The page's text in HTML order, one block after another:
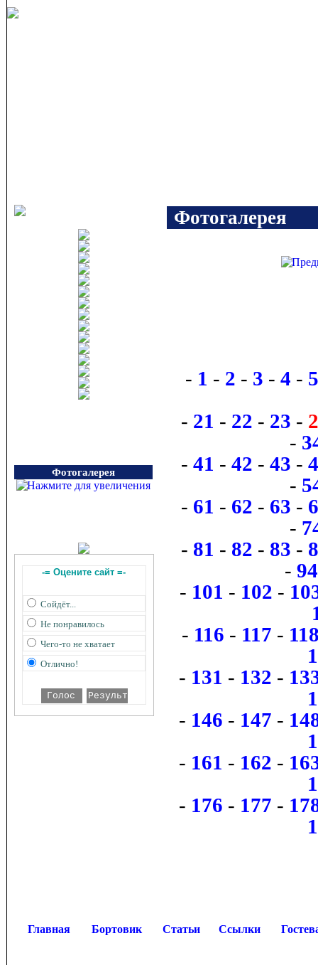
Фотогалерея
-= Оцените сайт =-
Сойдёт...
Не понравилось
Чего-то не хватает
Отлично!
Фотогалерея
- 1 - 2 - 3 - 4 - 5
- 21 - 22 - 23 -
-
- 41 - 42 - 43 -
-
- 61 - 62 - 63 -
-
- 81 - 82 - 83 -
- 94
- 101 - 102 -
- 116 - 117 -
- 131 - 132 -
- 146 - 147 -
- 161 - 162 -
- 176 - 177 -
Главная Бортовик Статьи Ссылки